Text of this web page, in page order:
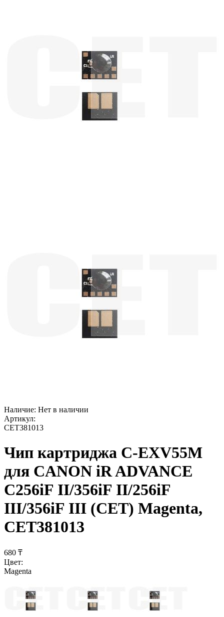
Наличие: Нет в наличии
Артикул:
CET381013
Чип картриджа C-EXV55M
для CANON iR ADVANCE
C256iF II/356iF II/256iF
III/356iF III (CET) Magenta,
CET381013
‍680‍ ₸
Цвет:
Magenta